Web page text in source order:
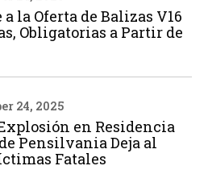
a la Oferta de Balizas V16
Obligatorias a Partir de
24, 2025
en Residencia
Pensilvania Deja al
Fatales